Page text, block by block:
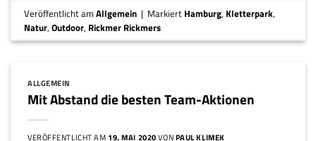
Veröffentlicht amAllgemein | Markiert Hamburg, Kletterpark,
Natur,Outdoor, Rickmer Rickmers
ALLGEMEIN
Mit Abstand die besten Team-Aktionen
VERÖFFENTLICHT AM 19. MAI 2020VONPAUL KLIMEK